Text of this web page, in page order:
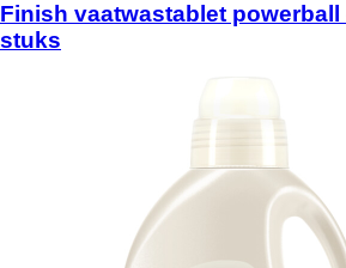
Finish vaatwastablet powerball
stuks